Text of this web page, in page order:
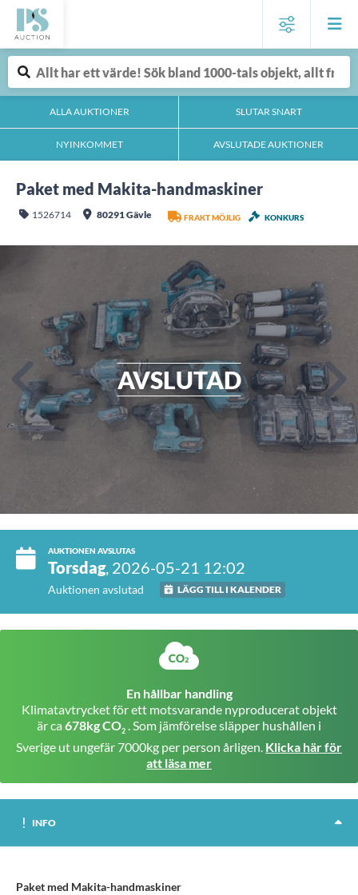
ALLA AUKTIONER SLUTAR SNART
NYINKOMMET AVSLUTADE AUKTIONER
Paket med Makita-handmaskiner
1526714 80291 Gävle FRAKT MÖJLIG KONKURS
AVSLUTAD
AUKTIONEN AVSLUTAS
Torsdag, 2026-05-21 12:02
Auktionen avslutad LÄGG TILL I KALENDER
En hållbar handling
Klimatavtrycket för ett motsvarande nyproducerat objekt
är ca 678kg CO2 . Som jämförelse släpper hushållen i
Sverige ut ungefär 7000kg per person årligen. Klicka här för
att läsa mer
INFO
Paket med Makita-handmaskiner